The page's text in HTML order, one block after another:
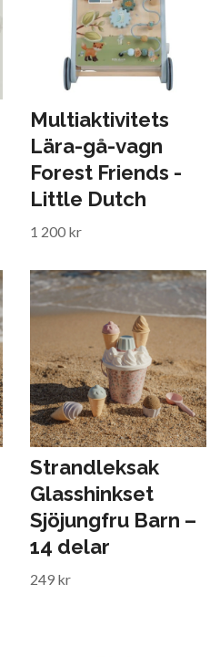
Multiaktivitets
Lära-gå-vagn
Forest Friends -
Little Dutch
1 200 kr
Strandleksak
Glasshinkset
Sjöjungfru Barn –
14 delar
249 kr